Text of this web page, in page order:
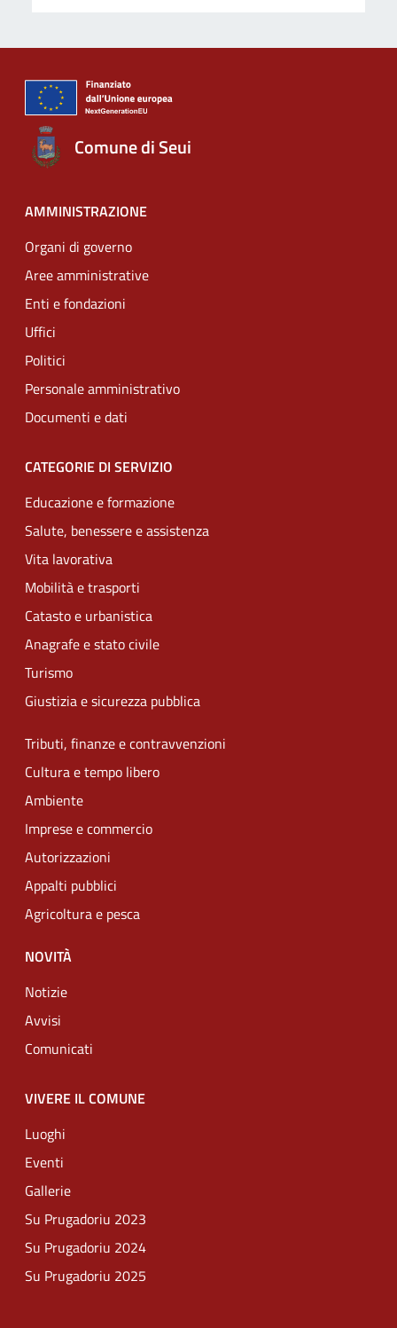
Comune di Seui
AMMINISTRAZIONE
Organi di governo
Aree amministrative
Enti e fondazioni
Uffici
Politici
Personale amministrativo
Documenti e dati
CATEGORIE DI SERVIZIO
Educazione e formazione
Salute, benessere e assistenza
Vita lavorativa
Mobilità e trasporti
Catasto e urbanistica
Anagrafe e stato civile
Turismo
Giustizia e sicurezza pubblica
Tributi, finanze e contravvenzioni
Cultura e tempo libero
Ambiente
Imprese e commercio
Autorizzazioni
Appalti pubblici
Agricoltura e pesca
NOVITÀ
Notizie
Avvisi
Comunicati
VIVERE IL COMUNE
Luoghi
Eventi
Gallerie
Su Prugadoriu 2023
Su Prugadoriu 2024
Su Prugadoriu 2025